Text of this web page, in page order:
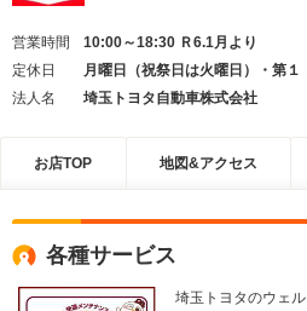
営業時間
10:00～18:30 Ｒ6.1月より
定休日
月曜日（祝祭日は火曜日）・第１
法人名
埼玉トヨタ自動車株式会社
お店TOP 地図&アクセス
各種サービス
埼玉トヨタのウェ